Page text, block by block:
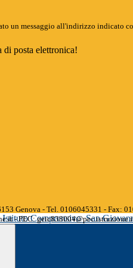
un messaggio all'indirizzo indicato
di posta elettronica!
Istituto Comprensivo San
Genova - Tel. 0106045331 - Fax:
- PEC: